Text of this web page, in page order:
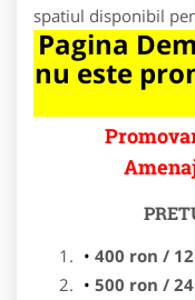
spatiul disponibil
Pagina
nu este
400 ron /
500 ron /